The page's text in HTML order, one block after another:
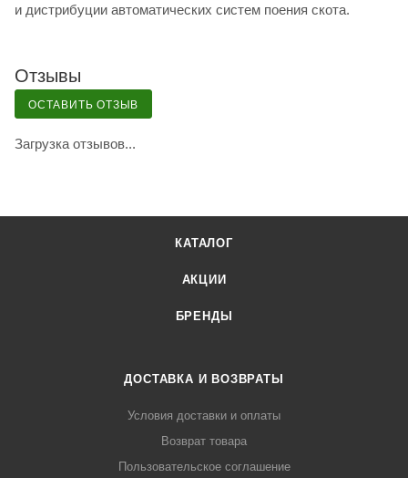
и дистрибуции автоматических систем поения скота.
Отзывы
ОСТАВИТЬ ОТЗЫВ
Загрузка отзывов...
КАТАЛОГ
АКЦИИ
БРЕНДЫ
ДОСТАВКА И ВОЗВРАТЫ
Условия доставки и оплаты
Возврат товара
Пользовательское соглашение